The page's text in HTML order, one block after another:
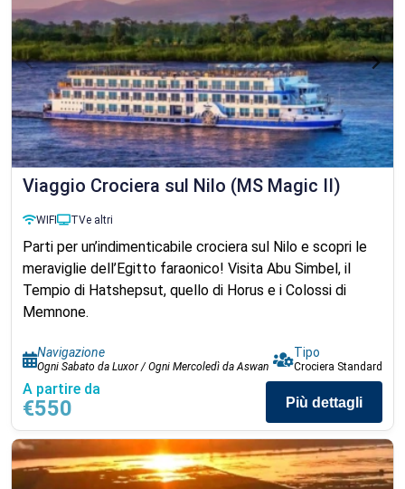
Viaggio Crociera sul Nilo (MS Magic II)
WIFI TVe altri
Parti per un’indimenticabile crociera sul Nilo e scopri le
meraviglie dell’Egitto faraonico! Visita Abu Simbel, il
Tempio di Hatshepsut, quello di Horus e i Colossi di
Memnone.
Navigazione
Ogni Sabato da Luxor / Ogni Mercoledì da Aswan
Tipo
Crociera Standard
A partire da
€550 Più dettagli